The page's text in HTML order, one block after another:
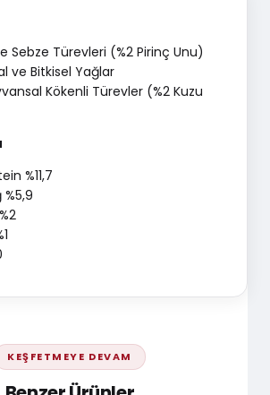
Sebze Türevleri (%2 Pirinç Unu)
ve Bitkisel Yağlar
Kökenli Türevler (%2 Kuzu
%11,7
KEŞFETMEYE DEVAM